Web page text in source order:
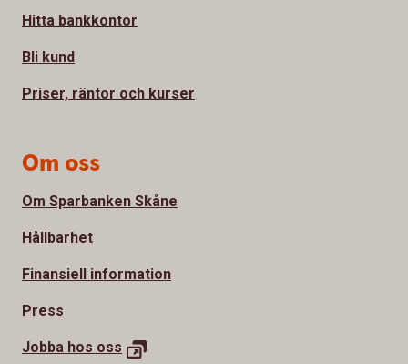
Hitta bankkontor
Bli kund
Priser, räntor och kurser
Om oss
Om Sparbanken Skåne
Hållbarhet
Finansiell information
Press
Jobba hos oss